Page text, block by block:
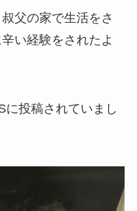
父の家で生活をさ
い経験をされたよ
に投稿されていまし